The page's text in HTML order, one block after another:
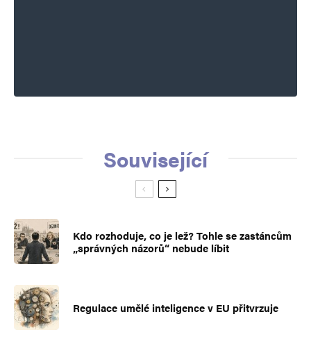
Související
Kdo rozhoduje, co je lež? Tohle se zastáncům
„správných názorů“ nebude líbit
Regulace umělé inteligence v EU přitvrzuje